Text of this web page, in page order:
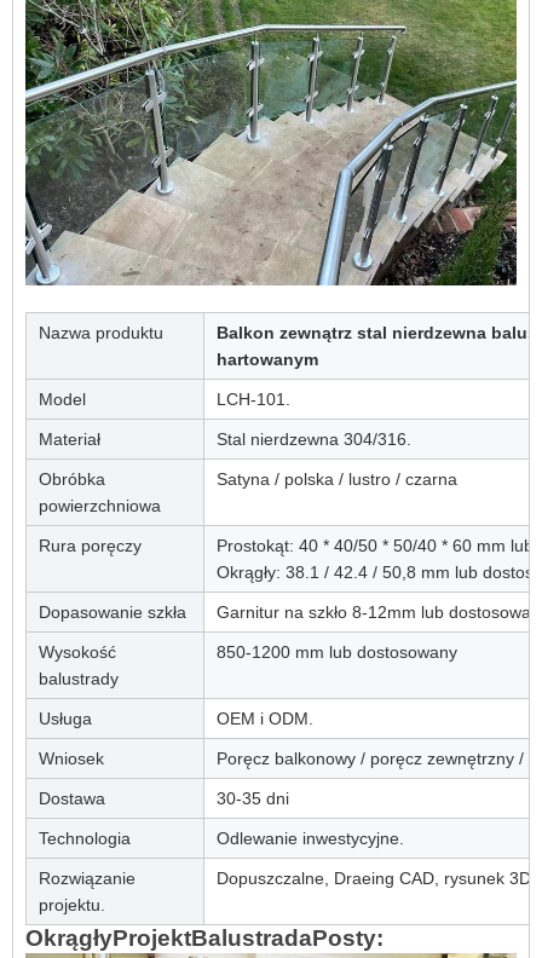
Nazwa produktu
Balkon zewnątrz stal nierdzewna
hartowanym
Model LCH-101.
Materiał Stal nierdzewna 304/316.
Obróbka
powierzchniowa
Satyna / polska / lustro / czarna
Rura poręczy
Prostokąt: 40 * 40/50 * 50/40 * 60 mm lub
Okrągły: 38.1 / 42.4 / 50,8 mm lub
Dopasowanie szkła Garnitur na szkło 8-12mm lub
Wysokość
balustrady
850-1200 mm lub dostosowany
Usługa OEM i ODM.
Wniosek Poręcz balkonowy / poręcz zewnętrzny /
Dostawa 30-35 dni
Technologia Odlewanie inwestycyjne.
Rozwiązanie
projektu.
Dopuszczalne, Draeing CAD, rysunek 3D
OkrągłyProjektBalustradaPosty: